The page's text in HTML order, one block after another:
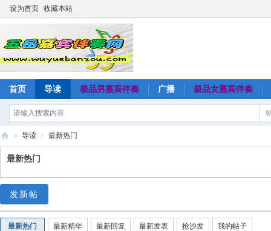
设为首页 收藏本站
首页 导读 极品男嘉宾伴奏 广播 极品女嘉宾伴奏
五
嘉
宾
伴
» 导读 › 最新热门
最新热门
发新帖
最新热门 最新精华 最新回复 最新发表 抢沙发 我的帖子